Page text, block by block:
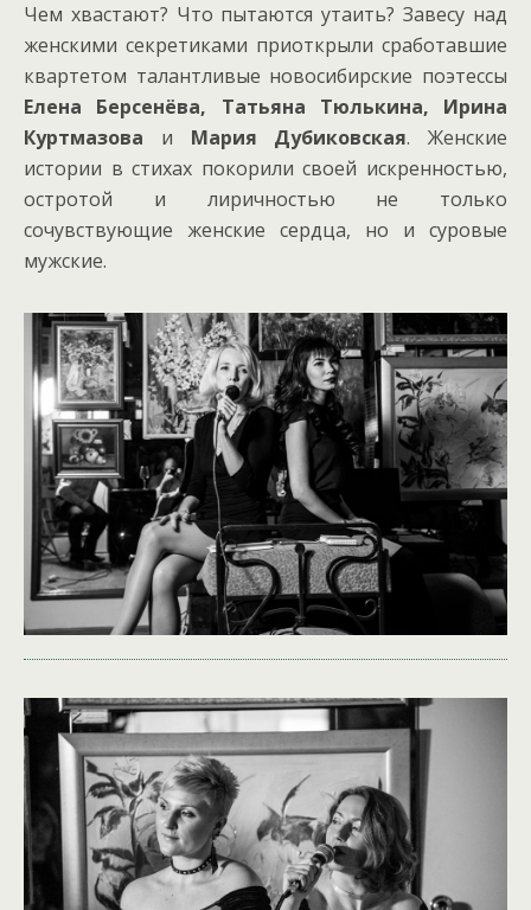
Чем хвастают? Что пытаются утаить? Завесу над
женскими секретиками приоткрыли сработавшие
квартетом талантливые новосибирские поэтессы
Елена Берсенёва, Татьяна Тюлькина, Ирина
Куртмазова и Мария Дубиковская. Женские
истории в стихах покорили своей искренностью,
остротой и лиричностью не только
сочувствующие женские сердца, но и суровые
мужские.